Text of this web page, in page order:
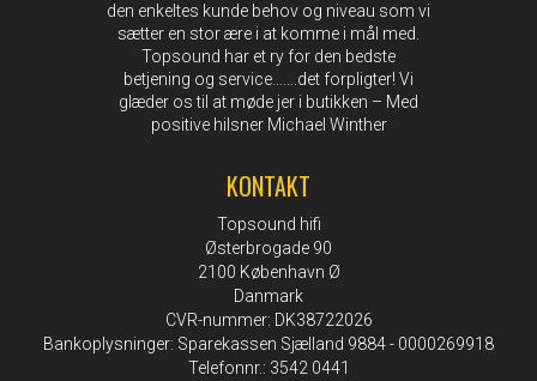
den enkeltes kunde behov og niveau som vi
sætter en stor ære i at komme i mål med.
Topsound har et ry for den bedste
betjening og service…….det forpligter! Vi
glæder os til at møde jer i butikken – Med
positive hilsner Michael Winther
KONTAKT
Topsound hifi
Østerbrogade 90
2100 København Ø
Danmark
CVR-nummer: DK38722026
Bankoplysninger: Sparekassen Sjælland 9884 - 0000269918
Telefonnr.: 3542 0441